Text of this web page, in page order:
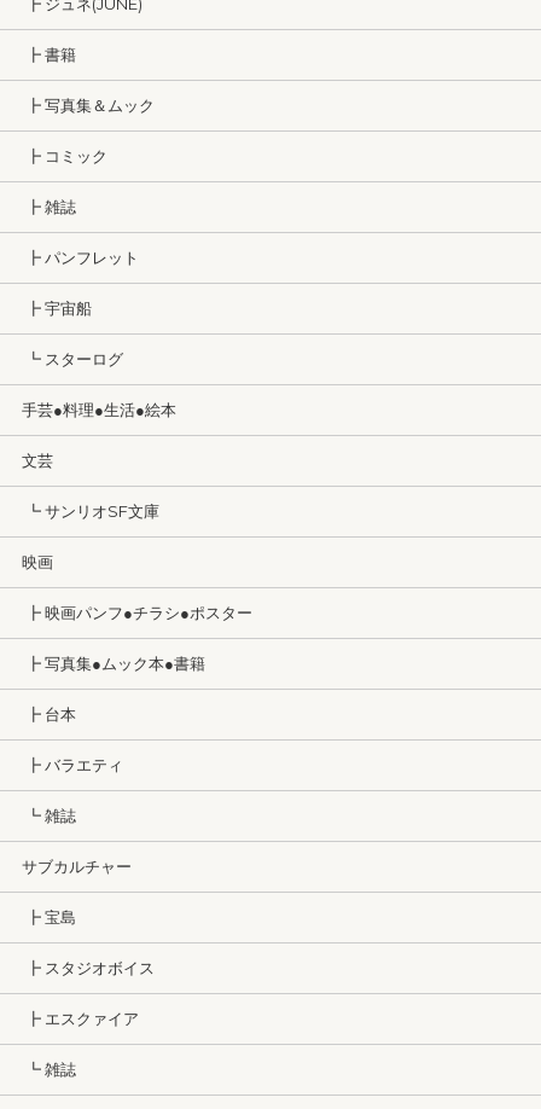
┣ 書籍
┣ 写真集＆ムック
┣ コミック
┣ 雑誌
┣ パンフレット
┣ 宇宙船
┗ スターログ
手芸●料理●生活●絵本
文芸
┗ サンリオSF文庫
映画
┣ 映画パンフ●チラシ●ポスター
┣ 写真集●ムック本●書籍
┣ 台本
┣ バラエティ
┗ 雑誌
サブカルチャー
┣ 宝島
┣ スタジオボイス
┣ エスクァイア
┗ 雑誌